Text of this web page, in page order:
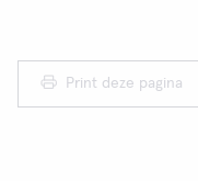
Print deze pagina